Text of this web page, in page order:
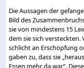
Die Aussagen der
Bild des
sie von mindestens 15
dem sie sich versteckten.
schlicht an Erschöpfung
gaben zu, dass sie
Essen mehr da war“.